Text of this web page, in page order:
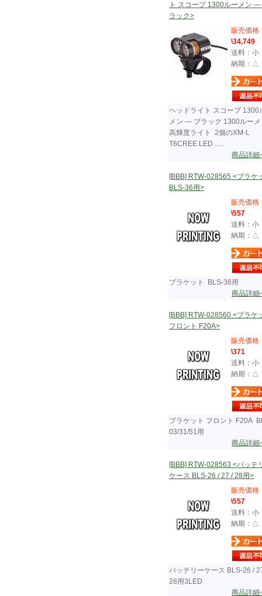
ト スコープ 1300ルーメン ―
ラック>
販売価格
\34,749
送料：小
納期：△
ヘッドライト スコープ 1300
メン ― ブラック 1300ルーメ
高輝度ライト 2個のXM-L
T6CREE LED .....
商品詳
[BBB] RTW-028565 <ブラケ
BLS-36用>
販売価格
\557
送料：小
納期：△
ブラケット BLS-36用
商品詳
[BBB] RTW-028560 <ブラケ
フロント F20A>
販売価格
\371
送料：小
納期：△
ブラケット フロント F20A
03/31/51用
商品詳
[BBB] RTW-028563 <バッテ
ケース BLS-26 / 27 / 28用>
販売価格
\557
送料：小
納期：△
バッテリーケース BLS-26 /
28用3LED
商品詳